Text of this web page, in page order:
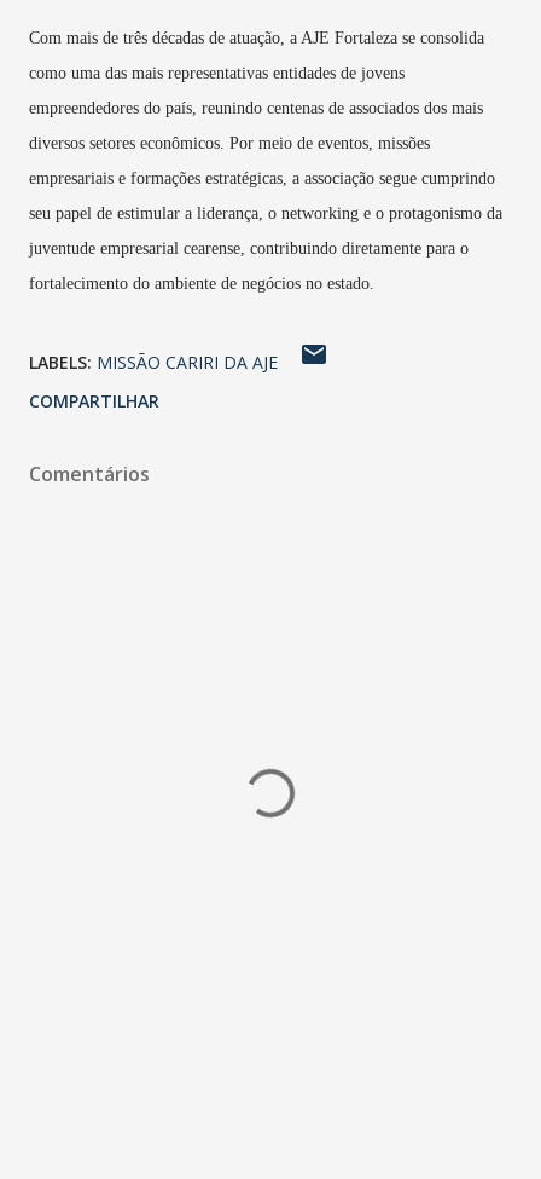
Com mais de três décadas de atuação, a AJE Fortaleza se consolida
como uma das mais representativas entidades de jovens
empreendedores do país, reunindo centenas de associados dos mais
diversos setores econômicos. Por meio de eventos, missões
empresariais e formações estratégicas, a associação segue cumprindo
seu papel de estimular a liderança, o networking e o protagonismo da
juventude empresarial cearense, contribuindo diretamente para o
fortalecimento do ambiente de negócios no estado.
LABELS: MISSÃO CARIRI DA AJE
COMPARTILHAR
Comentários